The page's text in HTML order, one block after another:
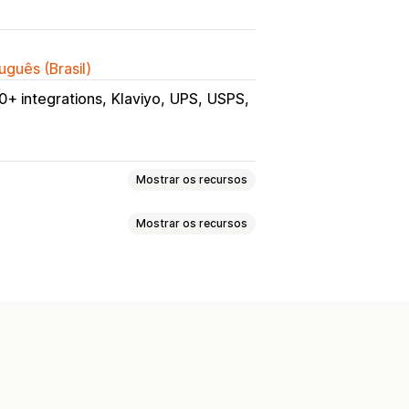
(Brasil)
integrations Klaviyo UPS USPS
Mostrar os recursos
Mostrar os recursos